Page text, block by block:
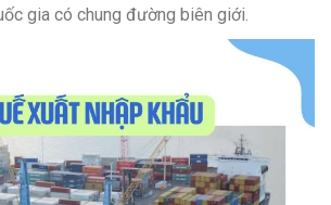
gia có chung đường biên giới.